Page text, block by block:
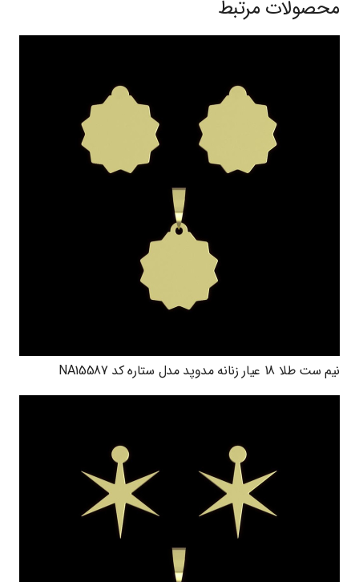
محصولات مرتبط
نیم ست طلا 18 عیار زنانه مدوپد مدل ستاره کد NA15587